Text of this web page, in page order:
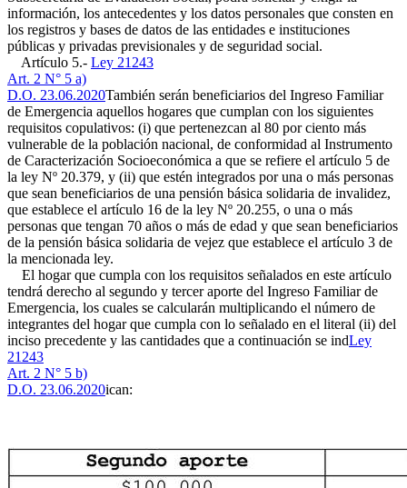
información, los antecedentes y los datos personales que consten en
los registros y bases de datos de las entidades e instituciones
públicas y privadas previsionales y de seguridad social.
Artículo 5.- Ley 21243
Art. 2 N° 5 a)
D.O. 23.06.2020También serán beneficiarios del Ingreso Familiar
de Emergencia aquellos hogares que cumplan con los siguientes
requisitos copulativos: (i) que pertenezcan al 80 por ciento más
vulnerable de la población nacional, de conformidad al Instrumento
de Caracterización Socioeconómica a que se refiere el artículo 5 de
la ley Nº 20.379, y (ii) que estén integrados por una o más personas
que sean beneficiarios de una pensión básica solidaria de invalidez,
que establece el artículo 16 de la ley Nº 20.255, o una o más
personas que tengan 70 años o más de edad y que sean beneficiarios
de la pensión básica solidaria de vejez que establece el artículo 3 de
la mencionada ley.
El hogar que cumpla con los requisitos señalados en este artículo
tendrá derecho al segundo y tercer aporte del Ingreso Familiar de
Emergencia, los cuales se calcularán multiplicando el número de
integrantes del hogar que cumpla con lo señalado en el literal (ii) del
inciso precedente y las cantidades que a continuación se indLey
21243
Art. 2 N° 5 b)
D.O. 23.06.2020ican: